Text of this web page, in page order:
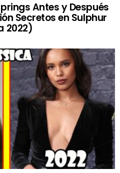
Antes y Después
Secretos en Sulphur
2022)